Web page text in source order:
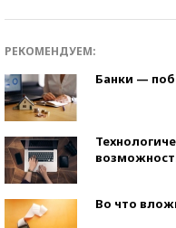
РЕКОМЕНДУЕМ:
Банки —
Во что